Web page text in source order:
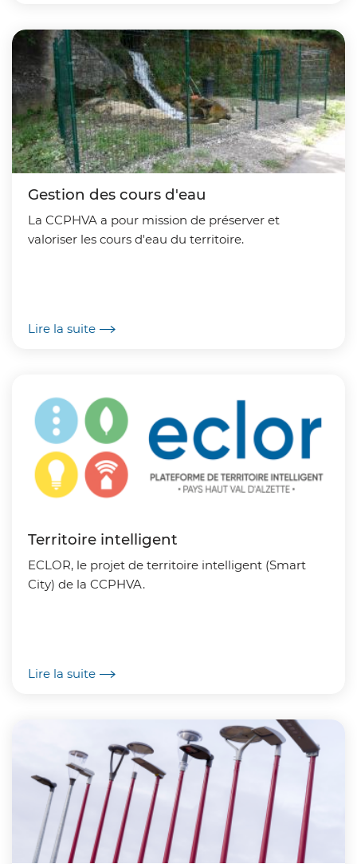
Gestion des cours d'eau
La CCPHVA a pour mission de préserver et
valoriser les cours d'eau du territoire.
Lire la suite
Territoire intelligent
ECLOR, le projet de territoire intelligent (Smart
City) de la CCPHVA.
Lire la suite